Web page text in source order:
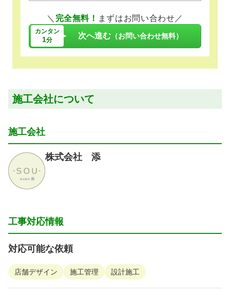
＼ 完全無料！ まずはお問い合わせ／
カンタン
1分 次へ進む （お問い合わせ無料）
施工会社について
施工会社
株式会社 添
工事対応情報
対応可能な依頼
店舗デザイン 施工管理 設計施工